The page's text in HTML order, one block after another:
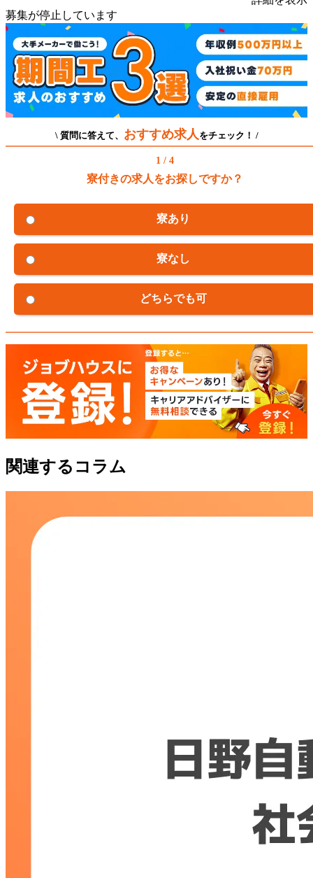
募集が停止しています
\ 質問に答えて、 おすすめ求人 をチェック！ /
1 / 4
寮付きの求人をお探しですか？
寮あり
寮なし
どちらでも可
関連するコラム